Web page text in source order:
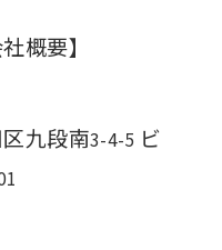
概要】
九段南3-4-5 ビ